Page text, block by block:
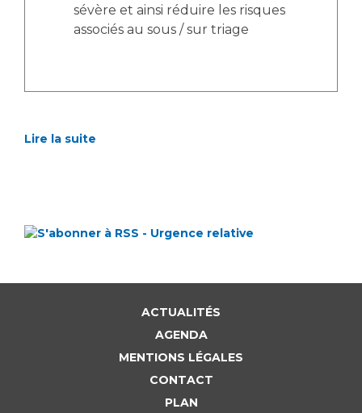
sévère et ainsi réduire les risques
associés au sous / sur triage
Lire la suite
ACTUALITÉS
AGENDA
MENTIONS LÉGALES
CONTACT
PLAN